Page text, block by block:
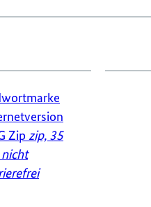
Zip zip, 35
nicht